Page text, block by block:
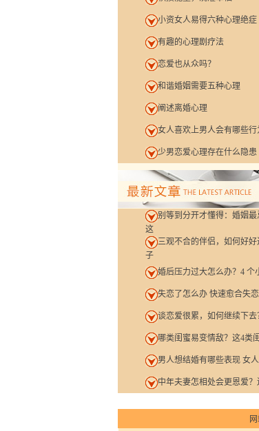
小资女人易得六种心理绝症
有趣的心理剧疗法
恋爱也从众吗？
和谐婚姻需要五种心理
阐述离婚心理
女人喜欢上男人会有哪些行
少男恋爱心理存在什么隐患
别等到分开才懂得：婚姻最
这
三观不合的伴侣，如何好好
子
婚后压力过大怎么办？4 个
失恋了怎么办 快速愈合失恋
谈恋爱很累，如何继续下去
哪类闺蜜易变情敌？这4类
男人想结婚有哪些表现 女
中年夫妻怎相处会更恩爱？